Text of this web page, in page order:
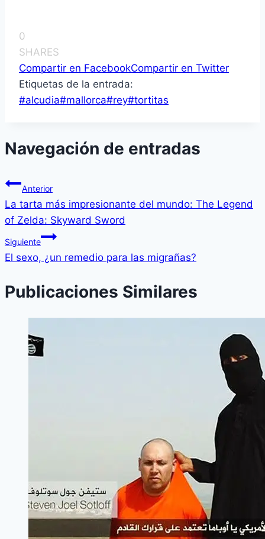
0
SHARES
Compartir en FacebookCompartir en Twitter
Etiquetas de la entrada:
#alcudia#mallorca#rey#tortitas
Navegación de entradas
Anterior
La tarta más impresionante del mundo: The Legend
of Zelda: Skyward Sword
Siguiente
El sexo, ¿un remedio para las migrañas?
Publicaciones Similares